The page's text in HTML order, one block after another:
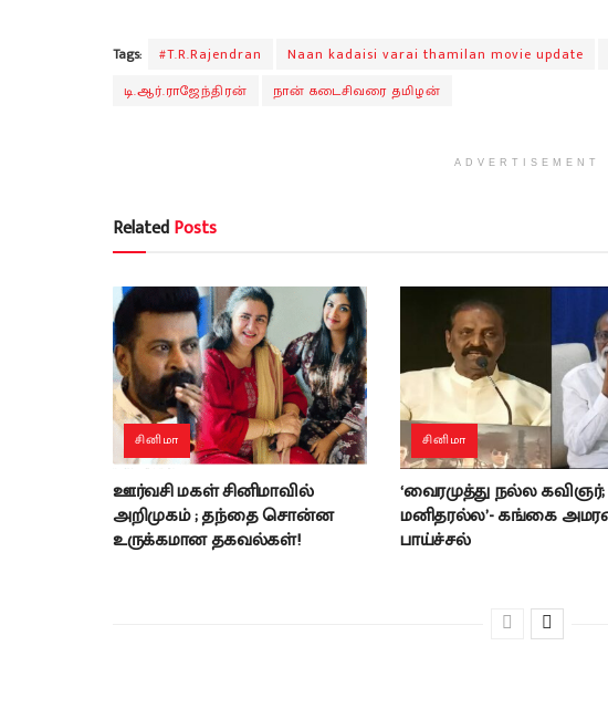
Tags: #T.R.Rajendran Naan kadaisi varai thamilan movie update
டி.ஆர்.ராஜேந்திரன்
நான் கடைசிவரை தமிழன்
ADVERTISEMENT
RelatedPosts
சினிமா
ஊர்வசி மகள் சினிமாவில்
அறிமுகம் ; தந்தை சொன்ன
உருக்கமான தகவல்கள்!
சினிமா
‘வைரமுத்து நல்ல
மனிதரல்ல’- கங்கை
பாய்ச்சல்